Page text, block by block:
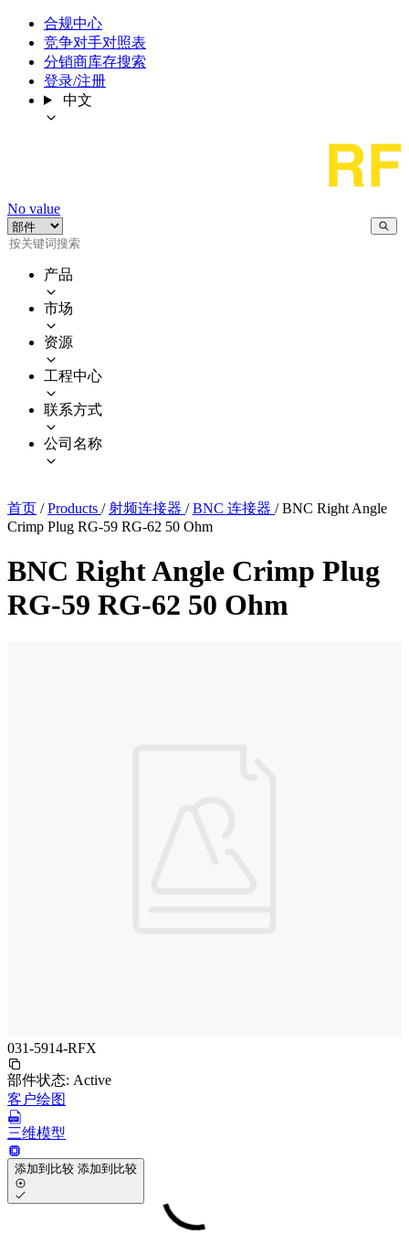
合规中心
竞争对手对照表
分销商库存搜索
登录/注册
中文
No value
产品
市场
资源
工程中心
联系方式
公司名称
首页 / Products / 射频连接器 / BNC 连接器 / BNC Right Angle
Crimp Plug RG-59 RG-62 50 Ohm
BNC Right Angle Crimp Plug
RG-59 RG-62 50 Ohm
031-5914-RFX
部件状态: Active
客户绘图
三维模型
添加到比较 添加到比较